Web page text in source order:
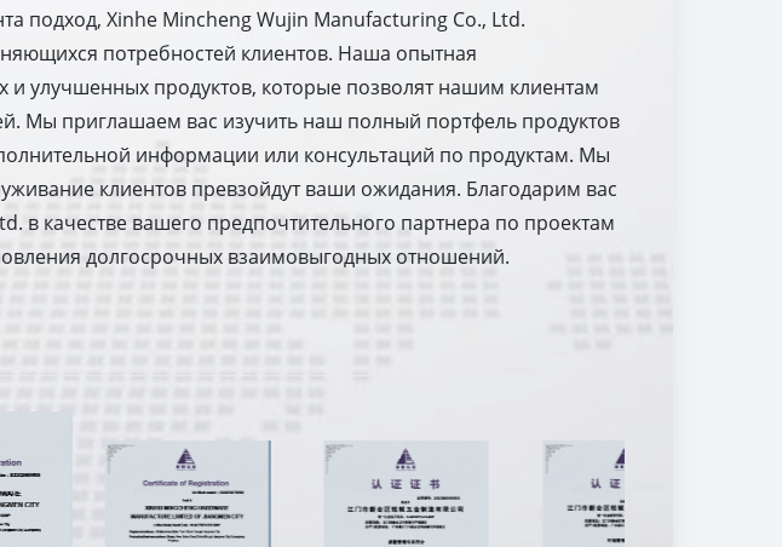
подход, Xinhe Mincheng Wujin Manufacturing Co., Ltd.
потребностей клиентов. Наша опытная
улучшенных продуктов, которые позволят нашим клиентам
Мы приглашаем вас изучить наш полный портфель продуктов
информации или консультаций по продуктам. Мы
клиентов превзойдут ваши ожидания. Благодарим вас
в качестве вашего предпочтительного партнера по проектам
долгосрочных взаимовыгодных отношений.